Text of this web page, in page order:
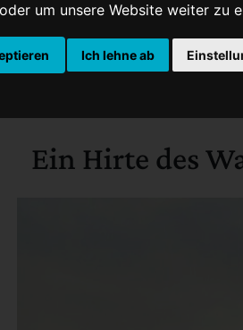
um unsere Website weiter zu
Ich lehne ab
Sport Wirtschaft Firmennews
Ein Hirte des